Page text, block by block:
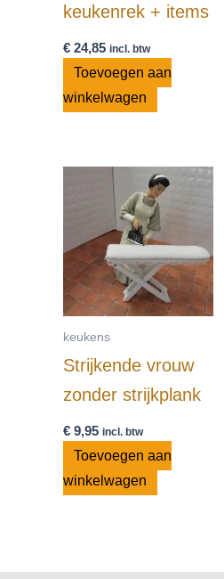
keukenrek + items
€ 24,85 incl. btw
Toevoegen aan
winkelwagen
keukens
Strijkende vrouw
zonder strijkplank
€ 9,95 incl. btw
Toevoegen aan
winkelwagen